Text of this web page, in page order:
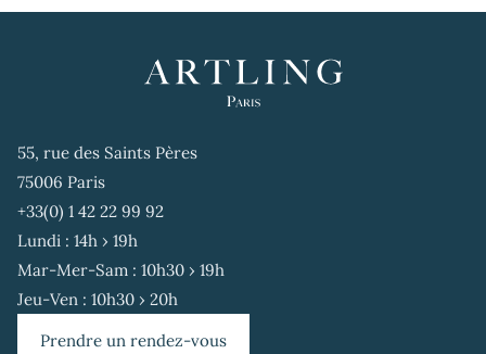
55, rue des Saints Pères
75006 Paris
+33(0) 1 42 22 99 92
Lundi : 14h › 19h
Mar-Mer-Sam : 10h30 › 19h
Jeu-Ven : 10h30 › 20h
Prendre un rendez-vous